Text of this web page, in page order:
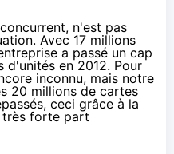
n'est pas
Avec 17 millions
a passé un cap
d'unités en 2012. Pour
inconnu, mais notre
20 millions de cartes
ceci grâce à la
très forte part